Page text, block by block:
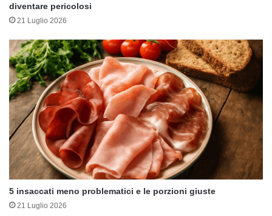
diventare pericolosi
21 Luglio 2026
5 insaccati meno problematici e le porzioni giuste
21 Luglio 2026